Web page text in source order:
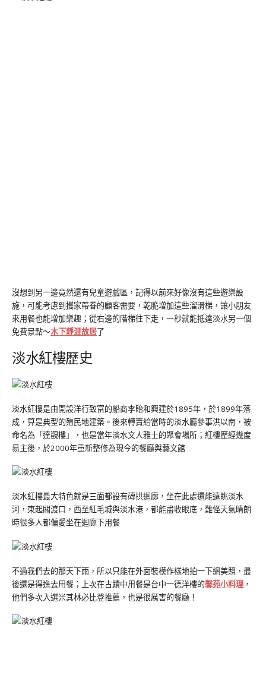
沒想到另一邊竟然還有兒童遊戲區，記得以前來好像沒有這些遊樂設
施，可能考慮到攜家帶眷的顧客需要，乾脆增加這些溜滑梯，讓小朋友
來用餐也能增加樂趣；從右邊的階梯往下走，一秒就能抵達淡水另一個
免費景點～木下靜涯故居了
淡水紅樓歷史
淡水紅樓是由開設洋行致富的船商李貽和興建於1895年，於1899年落
成，算是典型的殖民地建築。後來轉賣給當時的淡水廳參事洪以南，被
命名為「達觀樓」，也是當年淡水文人雅士的聚會場所；紅樓歷經幾度
易主後，於2000年重新整修為現今的餐廳與藝文館
淡水紅樓最大特色就是三面都設有磚拱迴廊，坐在此處還能遠眺淡水
河，東起關渡口，西至紅毛城與淡水港，都能盡收眼底，難怪天氣晴朗
時很多人都偏愛坐在迴廊下用餐
不過我們去的那天下雨，所以只能在外面裝模作樣地拍一下網美照，最
後還是得進去用餐；上次在古蹟中用餐是台中一德洋樓的馨苑小料理 ，
他們多次入選米其林必比登推薦，也是很厲害的餐廳！